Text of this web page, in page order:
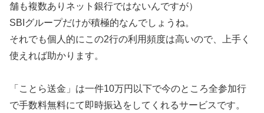
舗も複数ありネット銀行ではないんですが）
SBIグループだけが積極的なんでしょうね。
それでも個人的にこの2行の利用頻度は高いので、上手く
使えれば助かります。
「ことら送金」は一件10万円以下で今のところ全参加行
で手数料無料にて即時振込をしてくれるサービスです。